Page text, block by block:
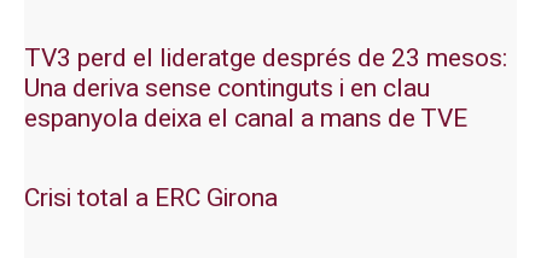
TV3 perd el lideratge després de 23 mesos:
Una deriva sense continguts i en clau
espanyola deixa el canal a mans de TVE
Crisi total a ERC Girona